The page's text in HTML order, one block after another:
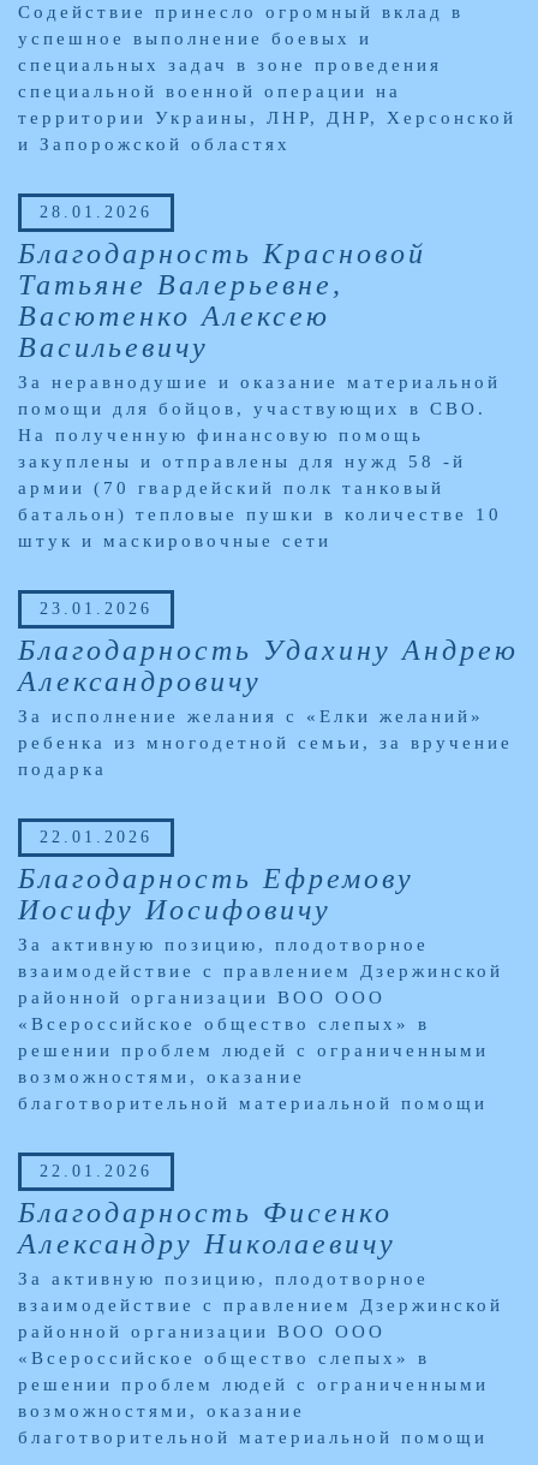
Содействие принесло огромный вклад в
успешное выполнение боевых и
специальных задач в зоне проведения
специальной военной операции на
территории Украины, ЛНР, ДНР, Херсонской
и Запорожской областях
28.01.2026
Благодарность Красновой
Татьяне Валерьевне,
Васютенко Алексею
Васильевичу
За неравнодушие и оказание материальной
помощи для бойцов, участвующих в СВО.
На полученную финансовую помощь
закуплены и отправлены для нужд 58 -й
армии (70 гвардейский полк танковый
батальон) тепловые пушки в количестве 10
штук и маскировочные сети
23.01.2026
Благодарность Удахину Андрею
Александровичу
За исполнение желания с «Елки желаний»
ребенка из многодетной семьи, за вручение
подарка
22.01.2026
Благодарность Ефремову
Иосифу Иосифовичу
За активную позицию, плодотворное
взаимодействие с правлением Дзержинской
районной организации ВОО ООО
«Всероссийское общество слепых» в
решении проблем людей с ограниченными
возможностями, оказание
благотворительной материальной помощи
22.01.2026
Благодарность Фисенко
Александру Николаевичу
За активную позицию, плодотворное
взаимодействие с правлением Дзержинской
районной организации ВОО ООО
«Всероссийское общество слепых» в
решении проблем людей с ограниченными
возможностями, оказание
благотворительной материальной помощи